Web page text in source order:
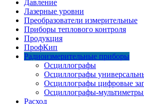
Давление
Лазерные уровни
Преобразователи измерительные
Приборы теплового контроля
Продукция
ПрофКип
Радиоизмерительные приборы
Осциллографы
Осциллографы
Осциллографы цифровые
Осциллографы-
Расход